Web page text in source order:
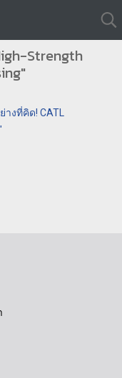
Strength
งที่คิด! CATL